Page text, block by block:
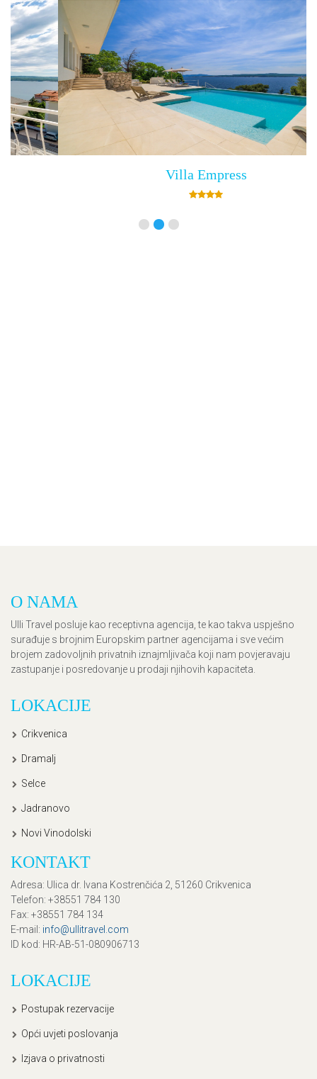
Villa Empress
O NAMA
Ulli Travel posluje kao receptivna agencija, te kao takva uspješno
surađuje s brojnim Europskim partner agencijama i sve većim
brojem zadovoljnih privatnih iznajmljivača koji nam povjeravaju
zastupanje i posredovanje u prodaji njihovih kapaciteta.
LOKACIJE
Crikvenica
Dramalj
Selce
Jadranovo
Novi Vinodolski
KONTAKT
Adresa: Ulica dr. Ivana Kostrenčića 2, 51260 Crikvenica
Telefon: +38551 784 130
Fax: +38551 784 134
E-mail : info@ullitravel.com
ID kod: HR-AB-51-080906713
LOKACIJE
Postupak rezervacije
Opći uvjeti poslovanja
Izjava o privatnosti